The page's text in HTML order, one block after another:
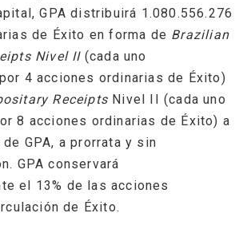
GPA distribuirá 1.080.556.276
de Éxito en forma de Brazilian
Nivel II(cada uno
4 acciones ordinarias de Éxito)
Receipts Nivel II (cada uno
8 acciones ordinarias de Éxito) a
GPA, a prorrata y sin
GPA conservará
el 13% de las acciones
de Éxito.